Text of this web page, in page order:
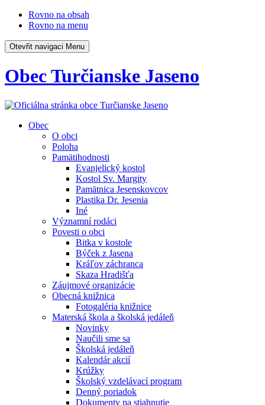
Rovno na obsah
Rovno na menu
Otevřit navigaci Menu
Obec Turčianske Jaseno
Obec
O obci
Poloha
Pamätihodnosti
Evanjelický kostol
Kostol Sv. Margity
Pamätnica Jesenskovcov
Plastika Dr. Jesenia
Iné
Významní rodáci
Povesti o obci
Bitka v kostole
Býček z Jasena
Kráľov záchranca
Skaza Hradišťa
Záujmové organizácie
Obecná knižnica
Fotogaléria knižnice
Materská škola a školská jedáleň
Novinky
Naučili sme sa
Školská jedáleň
Kalendár akcií
Krúžky
Školský vzdelávací program
Denný poriadok
Dokumenty na stiahnutie